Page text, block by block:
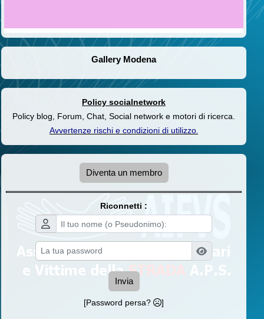
Gallery Modena
Policy socialnetwork
Policy blog, Forum, Chat, Social network e motori di ricerca.
Avvertenze rischi e condizioni di utilizzo.
Diventa un membro
Riconnetti :
Invia
[Password persa? ]